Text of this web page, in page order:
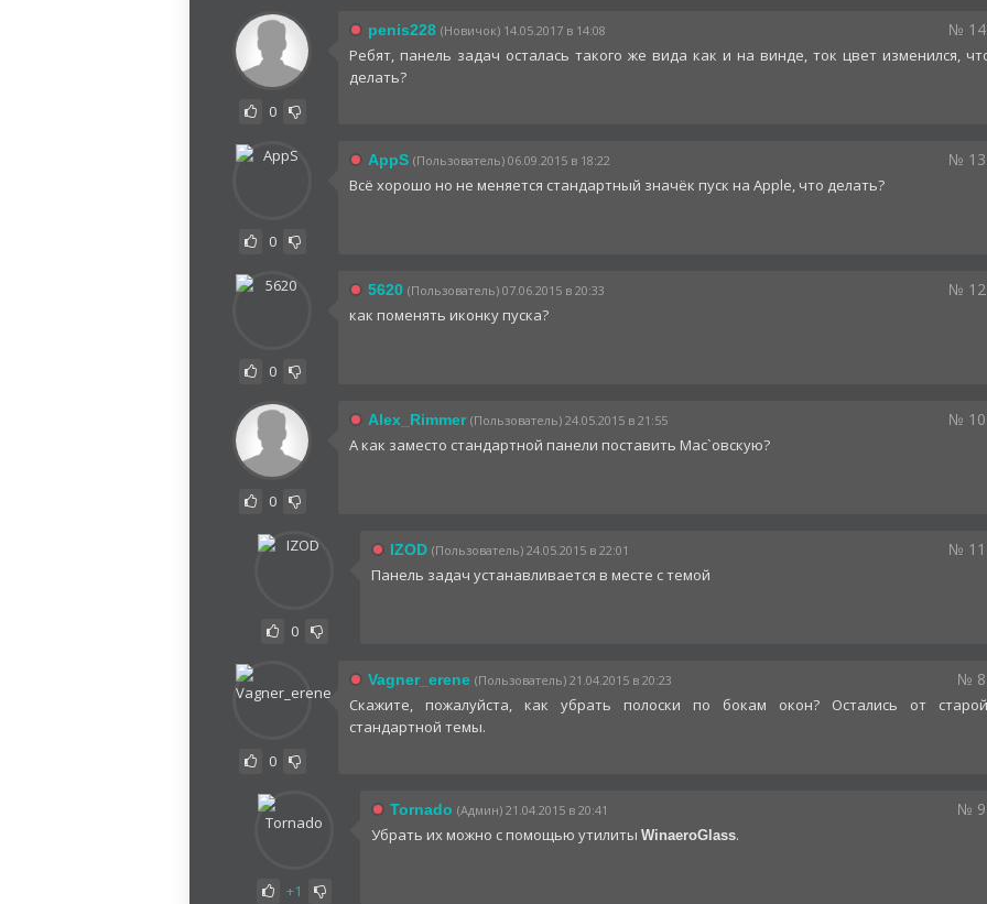
0
penis228 (Новичок) 14.05.2017 в 14:08 № 14
Ребят, панель задач осталась такого же вида как и на винде, ток цвет изменился,
делать?
0
AppS (Пользователь) 06.09.2015 в 18:22 № 13
Всё хорошо но не меняется стандартный значёк пуск на Apple, что делать?
0
5620 (Пользователь) 07.06.2015 в 20:33 № 12
как поменять иконку пуска?
0
Alex_Rimmer (Пользователь) 24.05.2015 в 21:55 № 10
А как заместо стандартной панели поставить Mac`овскую?
0
IZOD (Пользователь) 24.05.2015 в 22:01 № 11
Панель задач устанавливается в месте с темой
0
Vagner_erene (Пользователь) 21.04.2015 в 20:23 № 8
Скажите, пожалуйста, как убрать полоски по бокам окон? Остались от
стандартной темы.
+1
Tornado (Админ) 21.04.2015 в 20:41 № 9
Убрать их можно с помощью утилиты WinaeroGlass.